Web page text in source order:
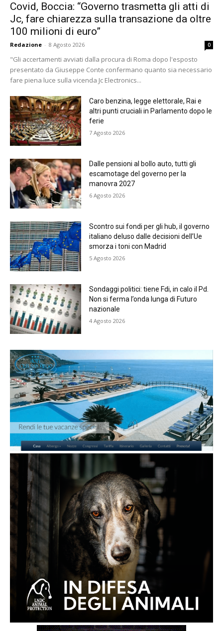
Covid, Boccia: “Governo trasmetta gli atti di
Jc, fare chiarezza sulla transazione da oltre
100 milioni di euro”
Redazione - 8 Agosto 2026 0
"Gli accertamenti avviati dalla procura di Roma dopo l'esposto
presentato da Giuseppe Conte confermano quanto sia necessario
fare piena luce sulla vicenda Jc Electronics...
Caro benzina, legge elettorale, Rai e
altri punti cruciali in Parlamento dopo le
ferie
7 Agosto 2026
Dalle pensioni al bollo auto, tutti gli
escamotage del governo per la
manovra 2027
6 Agosto 2026
Scontro sui fondi per gli hub, il governo
italiano deluso dalle decisioni dell’Ue
smorza i toni con Madrid
5 Agosto 2026
Sondaggi politici: tiene Fdi, in calo il Pd.
Non si ferma l’onda lunga di Futuro
nazionale
4 Agosto 2026